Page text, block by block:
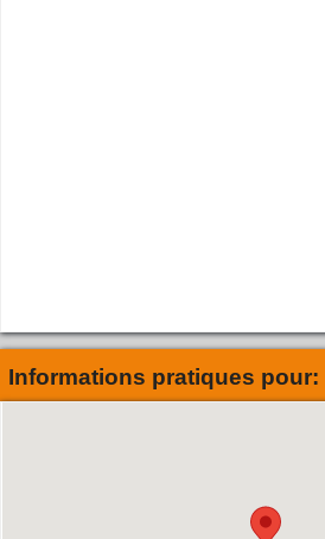
Informations pratiques pour: